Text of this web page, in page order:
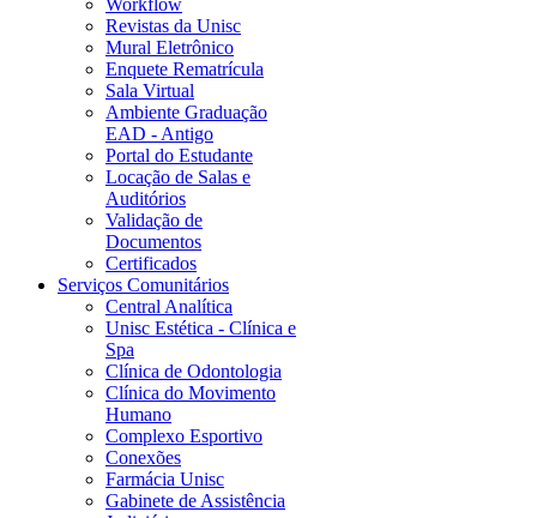
Workflow
Revistas da Unisc
Mural Eletrônico
Enquete Rematrícula
Sala Virtual
Ambiente Graduação
EAD - Antigo
Portal do Estudante
Locação de Salas e
Auditórios
Validação de
Documentos
Certificados
Serviços Comunitários
Central Analítica
Unisc Estética - Clínica e
Spa
Clínica de Odontologia
Clínica do Movimento
Humano
Complexo Esportivo
Conexões
Farmácia Unisc
Gabinete de Assistência